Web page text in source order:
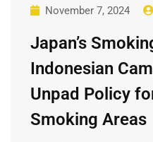
November 7, 2024
Japan’s
Indonesian
Unpad Policy
Smoking Areas